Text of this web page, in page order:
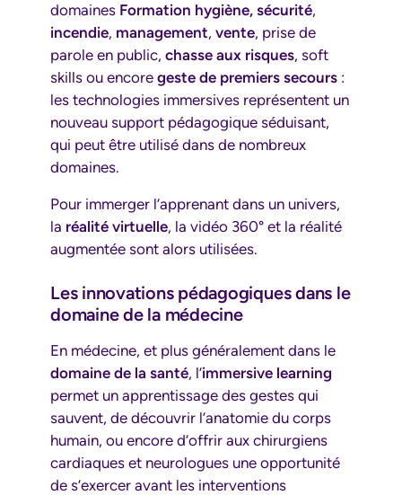
domaines Formation hygiène, sécurité,
incendie, management, vente, prise de
parole en public, chasse aux risques, soft
skills ou encore geste de premiers secours :
les technologies immersives représentent un
nouveau support pédagogique séduisant,
qui peut être utilisé dans de nombreux
domaines.
Pour immerger l’apprenant dans un univers,
la réalité virtuelle, la vidéo 360° et la réalité
augmentée sont alors utilisées.
Les innovations pédagogiques dans le
domaine de la médecine
En médecine, et plus généralement dans le
domaine de la santé, l’immersive learning
permet un apprentissage des gestes qui
sauvent, de découvrir l’anatomie du corps
humain, ou encore d’offrir aux chirurgiens
cardiaques et neurologues une opportunité
de s’exercer avant les interventions